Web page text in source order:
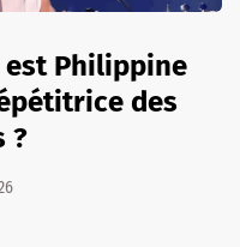
est Philippine
des
?